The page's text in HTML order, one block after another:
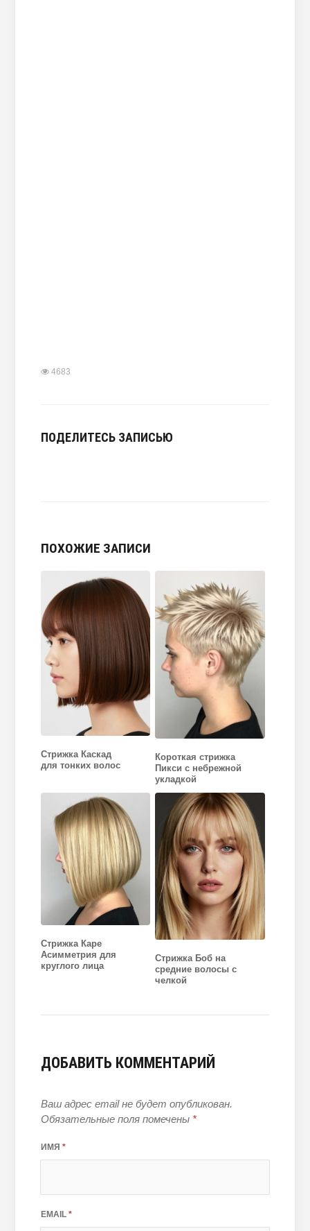
4683
ПОДЕЛИТЕСЬ ЗАПИСЬЮ
ПОХОЖИЕ ЗАПИСИ
Стрижка Каскад
для тонких волос
Короткая стрижка
Пикси с небрежной
укладкой
Стрижка Каре
Асимметрия для
круглого лица
Стрижка Боб на
средние волосы с
челкой
ДОБАВИТЬ КОММЕНТАРИЙ
Ваш адрес email не будет опубликован.
Обязательные поля помечены *
ИМЯ *
EMAIL *